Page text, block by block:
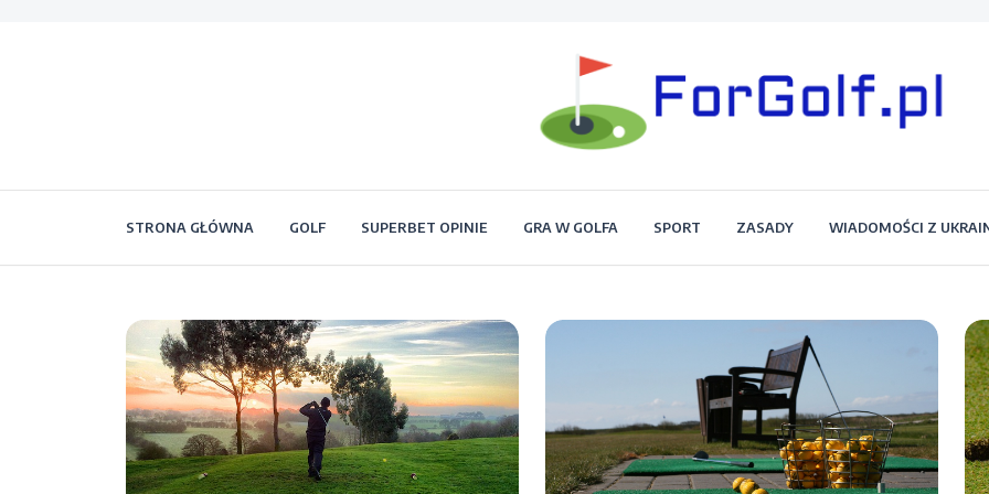
Forgolf.pl
STRONA GŁÓWNA GOLF SUPERBET OPINIE GRA W GOLFA SPORT ZASADY WIADOMOŚCI Z